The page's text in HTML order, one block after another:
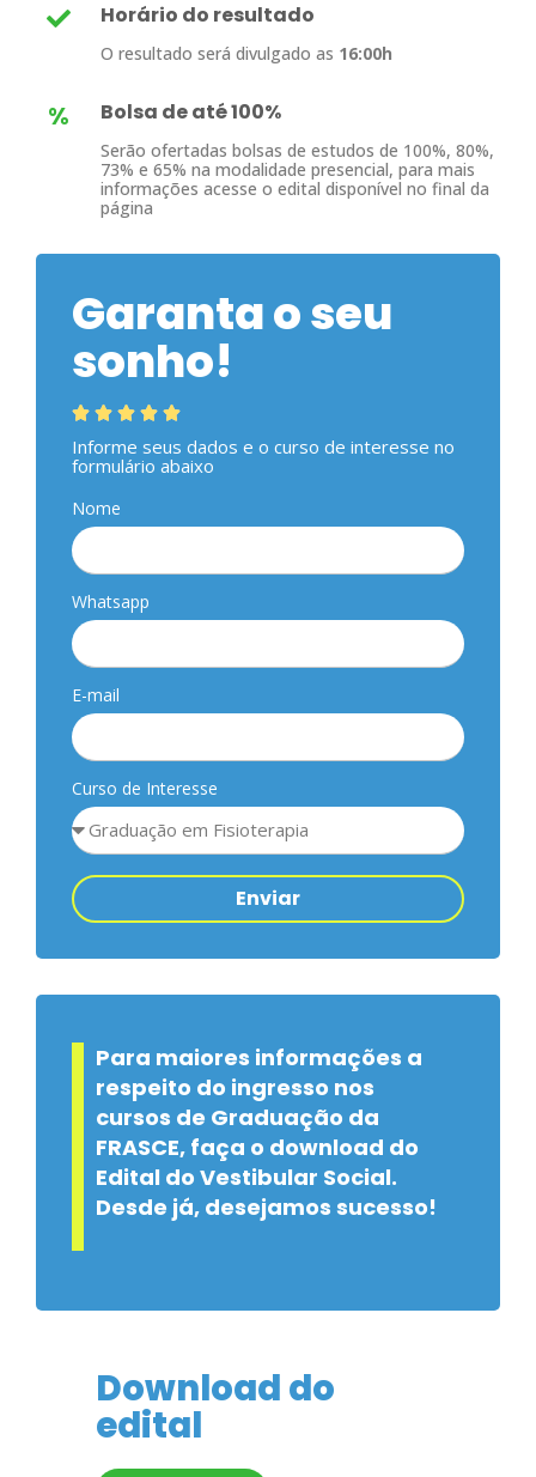
Horário do resultado
O resultado será divulgado as 16:00h
% Bolsa de até 100%
Serão ofertadas bolsas de estudos de 100%, 80%,
73% e 65% na modalidade presencial, para mais
informações acesse o edital disponível no final da
página
Garanta o seu
sonho!
    
Informe seus dados e o curso de interesse no
formulário abaixo
Nome
Whatsapp
E-mail
Curso de Interesse
Enviar
Para maiores informações a
respeito do ingresso nos
cursos de Graduação da
FRASCE, faça o download do
Edital do Vestibular Social.
Desde já, desejamos sucesso!
Download do
edital